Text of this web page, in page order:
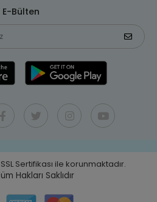
E-Bülten
Sertifikası ile korunmaktadır.
Hakları Saklıdır